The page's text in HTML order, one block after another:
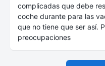
complicadas que debe
coche durante para las
que no tiene que ser así.
preocupaciones